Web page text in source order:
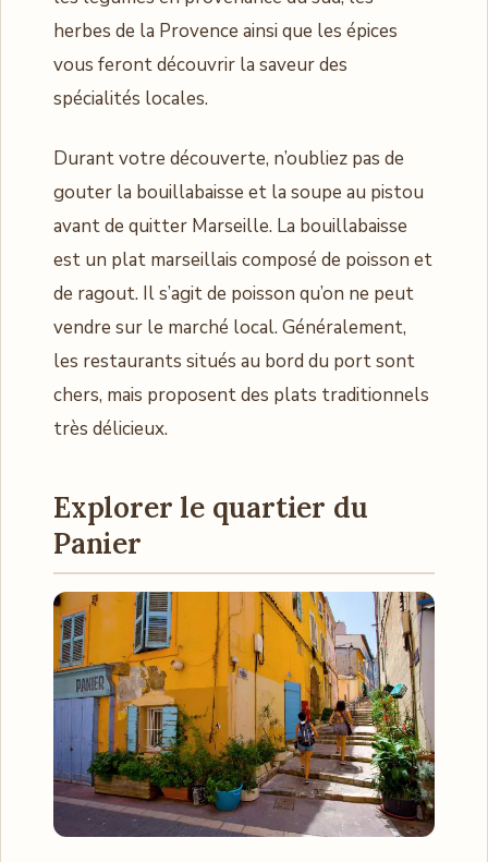
herbes de la Provence ainsi que les épices
vous feront découvrir la saveur des
spécialités locales.
Durant votre découverte, n’oubliez pas de
gouter la bouillabaisse et la soupe au pistou
avant de quitter Marseille. La bouillabaisse
est un plat marseillais composé de poisson et
de ragout. Il s’agit de poisson qu’on ne peut
vendre sur le marché local. Généralement,
les restaurants situés au bord du port sont
chers, mais proposent des plats traditionnels
très délicieux.
Explorer le quartier du
Panier